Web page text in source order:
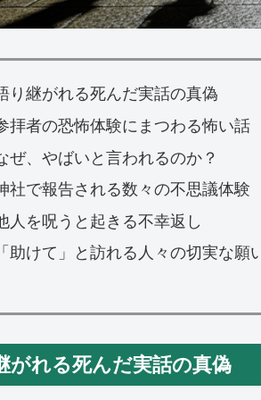
り継がれる死んだ実話の真偽
拝者の恐怖体験にまつわる怖い話
ぜ、やばいと言われるのか？
社で報告される数々の不思議体験
人を呪うと起きる不幸返し
「助けて」と訪れる人々の切実な願
がれる死んだ実話の真偽